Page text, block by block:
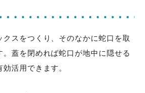
クスをつくり、そのなかに蛇口を取
。蓋を閉めれば蛇口が地中に隠せる
活用できます。